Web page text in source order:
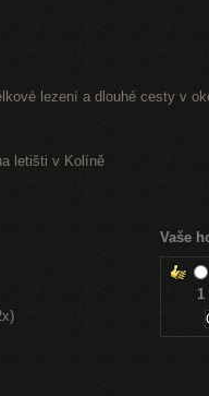
lezení a dlouhé cesty v
letišti v Kolíně
Vaše
1